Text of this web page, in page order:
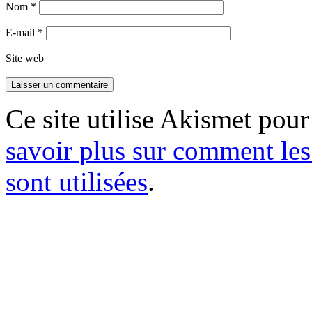
Nom *
E-mail *
Site web
Ce site utilise Akismet
savoir plus sur comment
sont utilisées.